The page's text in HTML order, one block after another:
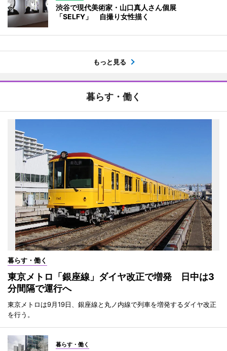
渋谷で現代美術家・山口真人さん個展
「SELFY」 自撮り女性描く
もっと見る
暮らす・働く
暮らす・働く
東京メトロ「銀座線」ダイヤ改正で増発 日中は3
分間隔で運行へ
東京メトロは9月19日、銀座線と丸ノ内線で列車を増発するダイヤ改正
を行う。
暮らす・働く